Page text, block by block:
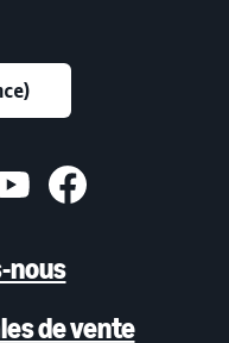
nous
de vente